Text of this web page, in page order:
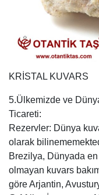
KRİSTAL KUVARS
5.Ülkemizde ve
Ticareti:
Rezervler: Dünya
olarak
Brezilya, Dünyada
olmayan kuvars
göre Arjantin,